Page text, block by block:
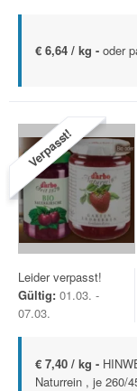
€ 6,64 / kg - oder
Verpasst!
Leider verpasst!
Gültig: 01.03. -
07.03.
€ 7,40 / kg -
Naturrein , je 260/